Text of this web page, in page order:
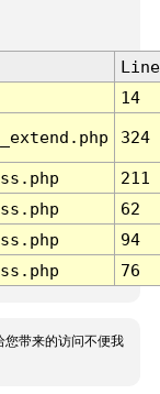
Line
14
324
211
62
94
76
您带来的访问不便我